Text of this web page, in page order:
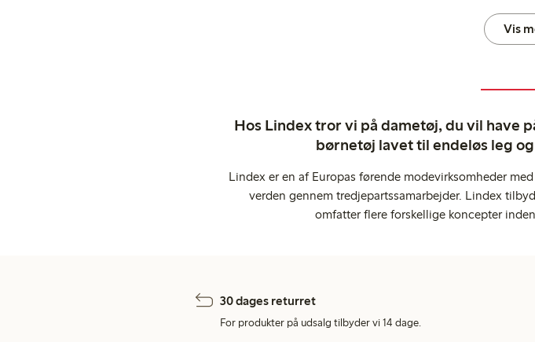
Vis
Hos Lindex tror vi på dametøj, du vil have
børnetøj lavet til endeløs leg
Lindex er en af Europas førende modevirksomheder
verden gennem tredjepartssamarbejder. Lindex
omfatter flere forskellige koncepter
30 dages returret
For produkter på udsalg tilbyder vi 14 dage.